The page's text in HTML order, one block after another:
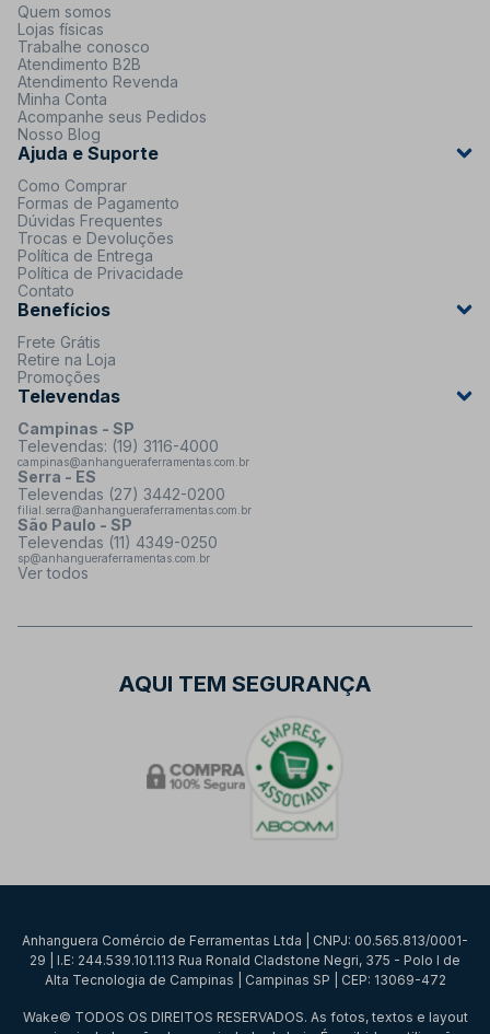
Quem somos
Lojas físicas
Trabalhe conosco
Atendimento B2B
Atendimento Revenda
Minha Conta
Acompanhe seus Pedidos
Nosso Blog
Ajuda e Suporte
Como Comprar
Formas de Pagamento
Dúvidas Frequentes
Trocas e Devoluções
Política de Entrega
Política de Privacidade
Contato
Benefícios
Frete Grátis
Retire na Loja
Promoções
Televendas
Campinas - SP
Televendas: (19) 3116-4000
campinas@anhangueraferramentas.com.br
Serra - ES
Televendas (27) 3442-0200
filial.serra@anhangueraferramentas.com.br
São Paulo - SP
Televendas (11) 4349-0250
sp@anhangueraferramentas.com.br
Ver todos
AQUI TEM SEGURANÇA
Anhanguera Comércio de Ferramentas Ltda | CNPJ: 00.565.813/0001-
29 | I.E: 244.539.101.113 Rua Ronald Cladstone Negri, 375 - Polo I de
Alta Tecnologia de Campinas | Campinas SP | CEP: 13069-472
Wake© TODOS OS DIREITOS RESERVADOS. As fotos, textos e layout